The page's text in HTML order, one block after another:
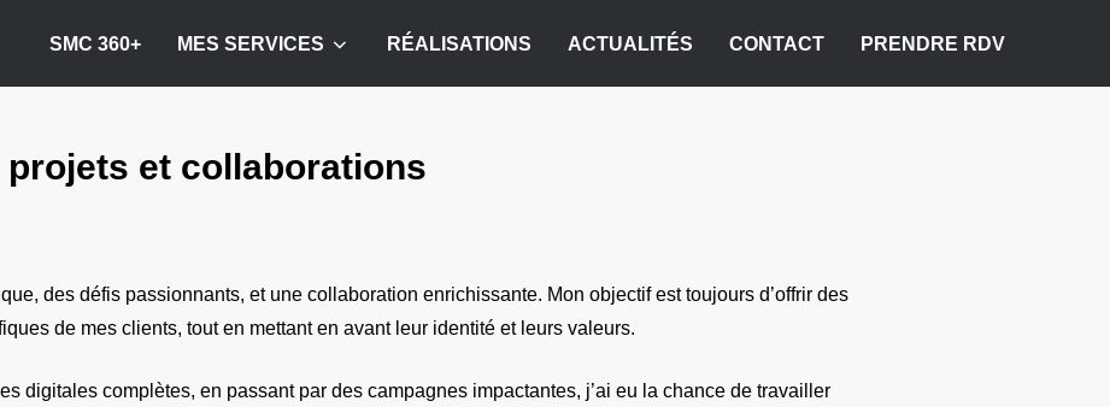
SMC 360+ MES SERVICES RÉALISATIONS ACTUALITÉS CONTACT PRENDRE RDV
projets et collaborations
des défis passionnants, et une collaboration enrichissante. Mon objectif est toujours d’offrir des
de mes clients, tout en mettant en avant leur identité et leurs valeurs.
digitales complètes, en passant par des campagnes impactantes, j’ai eu la chance de travailler